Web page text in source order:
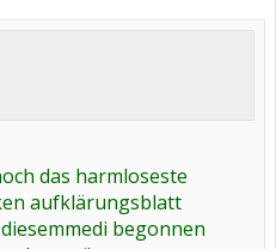
das harmloseste
aufklärungsblatt
begonnen